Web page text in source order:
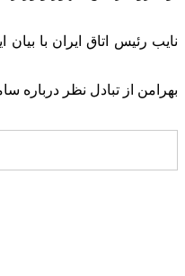
نایب رئیس اتاق ایران با
بهرامن از تبادل نظر درباره